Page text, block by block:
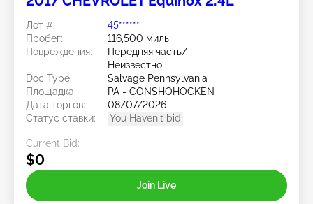
Лот #:
45******
Пробег:
116,500 миль
Повреждения:
Передняя часть/
Неизвестно
Doc Type:
Salvage Pennsylvania
Площадка:
PA - CONSHOHOCKEN
Дата торгов:
08/07/2026
Статус ставки:
You Haven't bid
Current Bid:
$0
Join Live